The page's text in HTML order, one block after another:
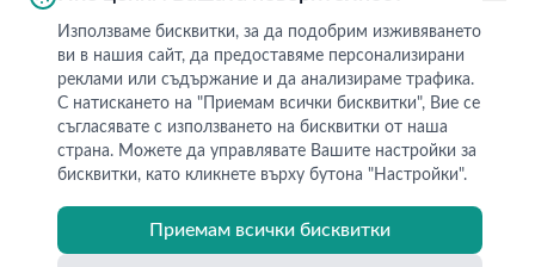
финансови последствия за себе си.
Последна актуализация: 8/7/2025, 5:23:42 AM
Условия за използване
Използваме бисквитки, за да подобрим изживяването
ви в нашия сайт, да предоставяме персонализирани
реклами или съдържание и да анализираме трафика.
С натискането на "Приемам всички бисквитки", Вие се
съгласявате с използването на бисквитки от наша
страна. Можете да управлявате Вашите настройки за
бисквитки, като кликнете върху бутона "Настройки".
Приемам всички бисквитки